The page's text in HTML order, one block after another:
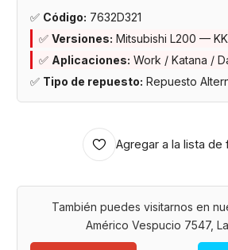
✅ Código: 7632D321
✅ Versiones: Mitsubishi L200 —
✅ Aplicaciones: Work / Katana /
✅ Tipo de repuesto: Repuesto
Agregar a la lista de
También puedes visitarnos en
Américo Vespucio 7547,